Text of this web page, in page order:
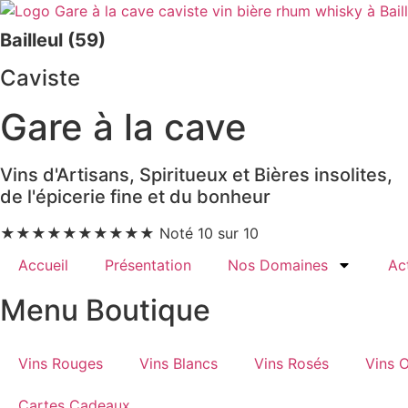
Bailleul (59)
Caviste
Gare à la cave
Vins d'Artisans, Spiritueux et Bières insolites,
de l'épicerie fine et du bonheur
★ ★ ★ ★ ★ ★ ★ ★ ★ ★ Noté 10 sur 10
Accueil
Présentation Nos Domaines
Menu Boutique
Vins Rouges Vins Blancs Vins Rosés Vins